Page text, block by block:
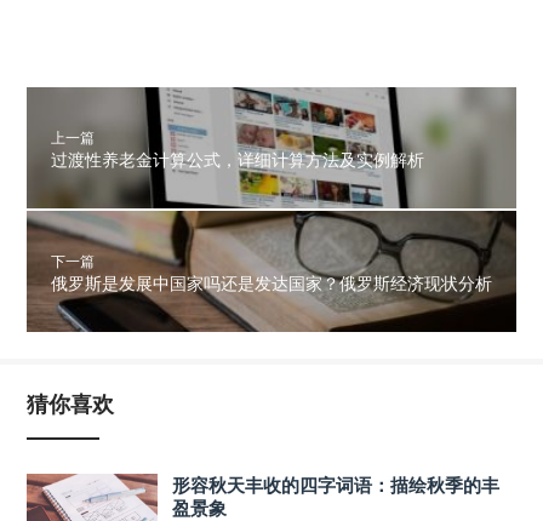
上一篇
过渡性养老金计算公式，详细计算方法及实例解析
下一篇
俄罗斯是发展中国家吗还是发达国家？俄罗斯经济现状分析
猜你喜欢
形容秋天丰收的四字词语：描绘秋季的丰
盈景象